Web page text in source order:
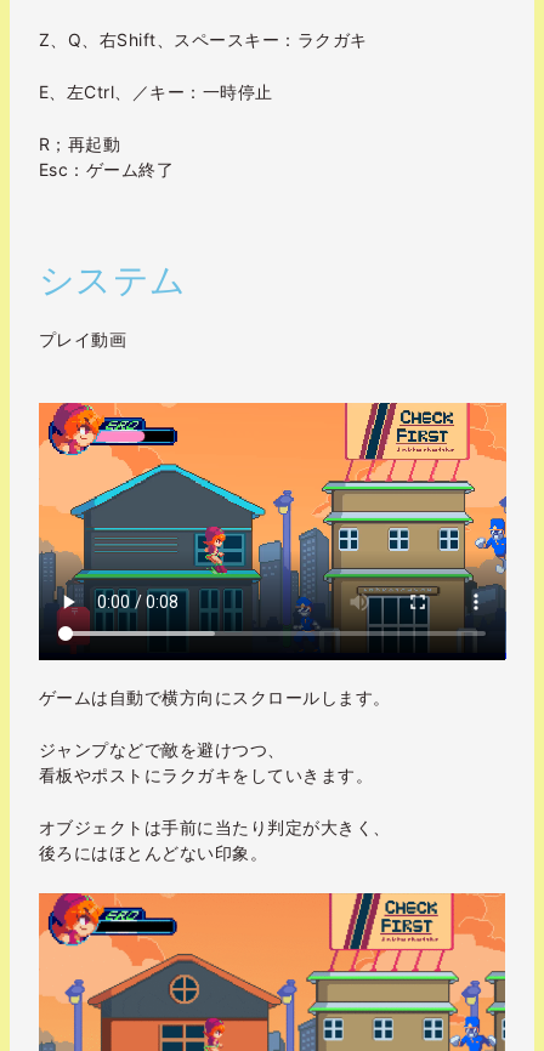
Z、Q、右Shift、スペースキー：ラクガキ
E、左Ctrl、／キー：一時停止
R；再起動
Esc：ゲーム終了
システム
プレイ動画
ゲームは自動で横方向にスクロールします。
ジャンプなどで敵を避けつつ、
看板やポストにラクガキをしていきます。
オブジェクトは手前に当たり判定が大きく、
後ろにはほとんどない印象。